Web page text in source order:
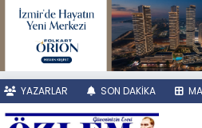
YAZARLAR SON DAKİKA